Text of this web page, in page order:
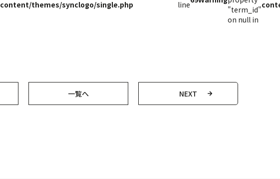
content/themes/synclogo/single.php
line
"term_id"
on null in
一覧へ NEXT